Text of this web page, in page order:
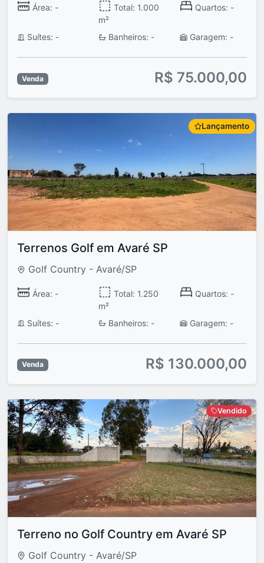
Área: -
Total: 1.000
m²
Quartos: -
Suítes: - Banheiros: - Garagem: -
Venda R$ 75.000,00
Lançamento
Terrenos Golf em Avaré SP
Golf Country - Avaré/SP
Área: -
Total: 1.250
m²
Quartos: -
Suítes: - Banheiros: - Garagem: -
Venda R$ 130.000,00
Vendido
Terreno no Golf Country em Avaré SP
Golf Country - Avaré/SP